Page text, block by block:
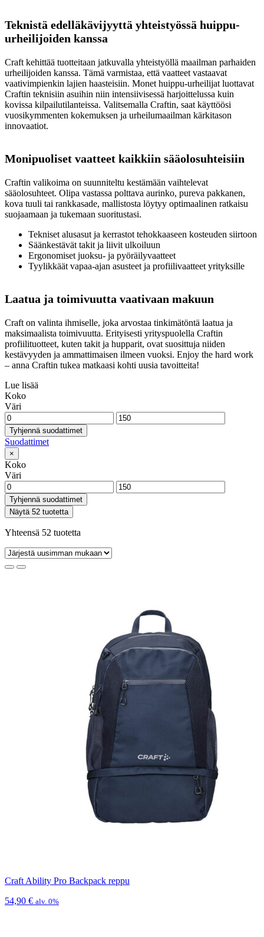
Teknistä edelläkävijyyttä yhteistyössä huippu-
urheilijoiden kanssa
Craft kehittää tuotteitaan jatkuvalla yhteistyöllä maailman parhaiden
urheilijoiden kanssa. Tämä varmistaa, että vaatteet vastaavat
vaativimpienkin lajien haasteisiin. Monet huippu-urheilijat luottavat
Craftin teknisiin asuihin niin intensiivisessä harjoittelussa kuin
kovissa kilpailutilanteissa. Valitsemalla Craftin, saat käyttöösi
vuosikymmenten kokemuksen ja urheilumaailman kärkitason
innovaatiot.
Monipuoliset vaatteet kaikkiin sääolosuhteisiin
Craftin valikoima on suunniteltu kestämään vaihtelevat
sääolosuhteet. Olipa vastassa polttava aurinko, pureva pakkanen,
kova tuuli tai rankkasade, mallistosta löytyy optimaalinen ratkaisu
suojaamaan ja tukemaan suoritustasi.
Tekniset alusasut ja kerrastot tehokkaaseen kosteuden siirtoon
Säänkestävät takit ja liivit ulkoiluun
Ergonomiset juoksu- ja pyöräilyvaatteet
Tyylikkäät vapaa-ajan asusteet ja profiilivaatteet yrityksille
Laatua ja toimivuutta vaativaan makuun
Craft on valinta ihmiselle, joka arvostaa tinkimätöntä laatua ja
maksimaalista toimivuutta. Erityisesti yrityspuolella Craftin
profiilituotteet, kuten takit ja hupparit, ovat suosittuja niiden
kestävyyden ja ammattimaisen ilmeen vuoksi. Enjoy the hard work
– anna Craftin tukea matkaasi kohti uusia tavoitteita!
Lue lisää
Koko
Väri
Tyhjennä suodattimet
Suodattimet
×
Koko
Väri
Tyhjennä suodattimet
Näytä 52 tuotetta
Yhteensä 52 tuotetta
Craft Ability Pro Backpack reppu
54,90 € alv. 0%